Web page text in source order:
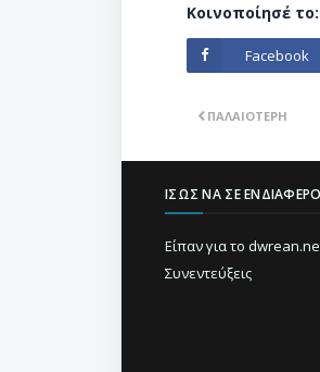
Κοινοποίησέ το:
Facebook
ΠΑΛΑΙΌΤΕΡΗ
ΊΣΩΣ ΝΑ ΣΕ
Είπαν για το
Συνεντεύξεις